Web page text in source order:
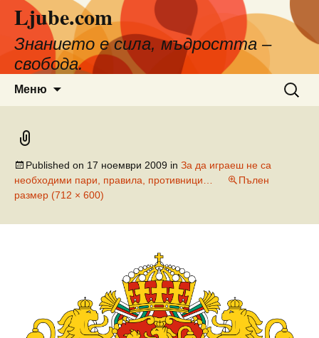
съдържанието
Ljube.com
Знанието е сила, мъдростта –
свобода.
Меню
за:
Published on 17 ноември 2009 in За да играеш не са
необходими пари, правила, противници…
Пълен
размер (712 × 600)